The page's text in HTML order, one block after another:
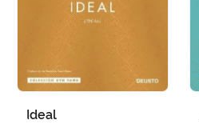
Ideal